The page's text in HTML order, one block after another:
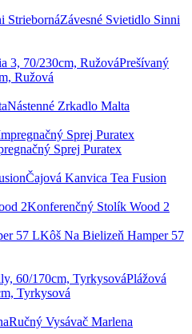
Závesné Svietidlo Sinni
Prešívaný
Ružová
Nástenné Zrkadlo Malta
Sprej Puratex
Čajová Kanvica Tea Fusion
Konferenčný Stolík Wood 2
Kôš Na Bielizeň Hamper 57
Plážová
Tyrkysová
Ručný Vysávač Marlena